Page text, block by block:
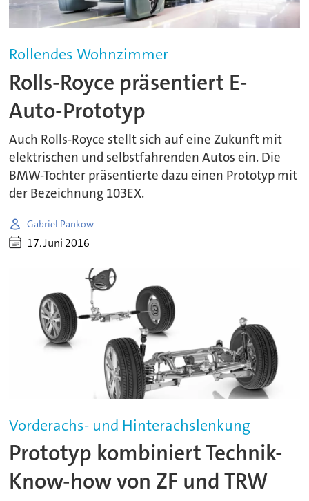
Rollendes Wohnzimmer
Rolls-Royce präsentiert E-
Auto-Prototyp
Auch Rolls-Royce stellt sich auf eine Zukunft mit
elektrischen und selbstfahrenden Autos ein. Die
BMW-Tochter präsentierte dazu einen Prototyp mit
der Bezeichnung 103EX.
Gabriel Pankow
17. Juni 2016
Vorderachs- und Hinterachslenkung
Prototyp kombiniert Technik-
Know-how von ZF und TRW